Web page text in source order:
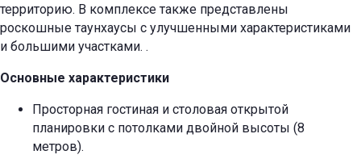
территорию. В комплексе также представлены
роскошные таунхаусы с улучшенными характеристиками
и большими участками. .
Основные характеристики
Просторная гостиная и столовая открытой
планировки с потолками двойной высоты (8
метров).